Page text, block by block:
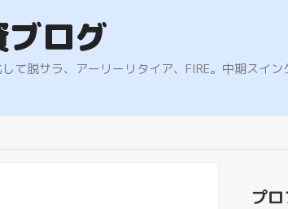
ログ
脱サラ、アーリーリタイア、FIRE。中期スイ
プ